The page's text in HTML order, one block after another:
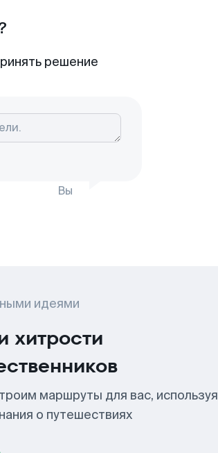
решение
Вы
идеями
хитрости
маршруты для вас, используя
о путешествиях